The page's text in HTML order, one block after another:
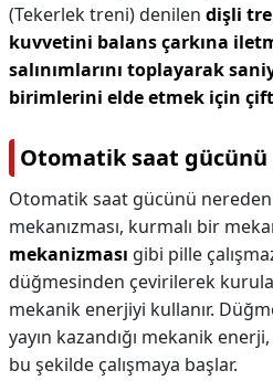
(Tekerlek treni) denilen dişli
kuvvetini balans çarkına
salınımlarını toplayarak
birimlerini elde etmek için
Otomatik saat gücünü
Otomatik saat gücünü nereden
mekanızması, kurmalı bir
mekanizması gibi pille
düğmesinden çevirilerek
mekanik enerjiyi kullanır.
yayın kazandığı mekanik
bu şekilde çalışmaya başlar.